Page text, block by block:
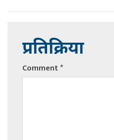
प्रतिक्रिया
Comment*